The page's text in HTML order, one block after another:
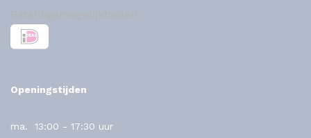
Openingstijden
ma. 13:00 - 17:30 uur